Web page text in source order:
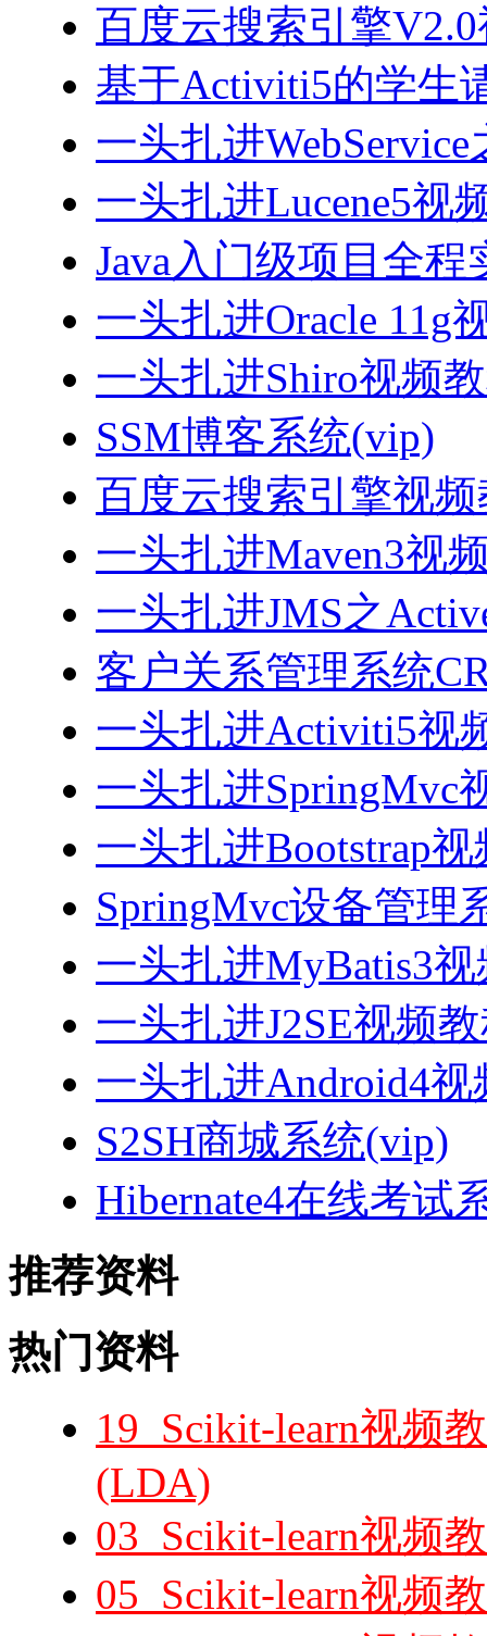
百度云搜索引擎
基于Activiti5的学生
一头扎进
一头扎进Lucene5视
Java入门级项目全程
一头扎进Oracle 11g
一头扎进Shiro视频
SSM博客系统(vip)
百度云搜索引擎视
一头扎进Maven3视
一头扎进JMS之
客户关系管理系统
一头扎进Activiti5视
一头扎进SpringMvc
一头扎进Bootstrap
SpringMvc设备管理
一头扎进MyBatis3
一头扎进J2SE视频
一头扎进Android4视
S2SH商城系统(vip)
Hibernate4在线考试
推荐资料
热门资料
19_Scikit-learn视频
(LDA)
03_Scikit-learn视频
05_Scikit-learn视频